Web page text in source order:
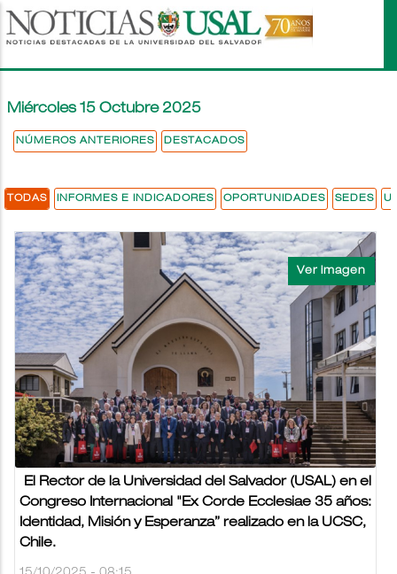
Pasar
al
principal
Miércoles 15 Octubre 2025
NÚMEROS ANTERIORES DESTACADOS
TODAS INFORMES E INDICADORES OPORTUNIDADES SEDES
El Rector de la Universidad del Salvador (USAL) en el
Congreso Internacional "Ex Corde Ecclesiae 35 años:
Identidad, Misión y Esperanza” realizado en la UCSC,
Chile.